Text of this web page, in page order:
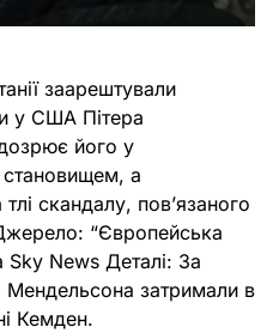
заарештували
у США Пітера
його у
а
скандалу, пов’язаного
“Європейська
Sky News Деталі: За
затримали в
Кемден.